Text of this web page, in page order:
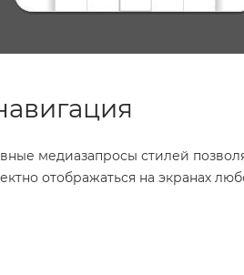
медиазапросы стилей
отображаться на экранах